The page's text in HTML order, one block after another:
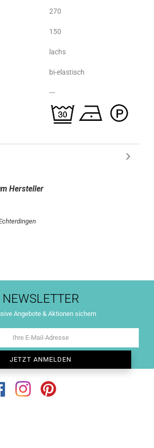
270
150
lachs
bi-elastisch
---
NEWSLETTER
Angebote & Aktionen sichern